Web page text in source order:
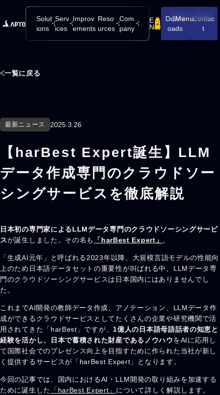
メニューを
Menu
Solut
ions
Serv
ices
Improv
ements
Reso
urces
Com
pany
E
N
Downl
oads
Contac
t
一覧に戻る
最新ニュース 2025.3.26
【harBest Expert誕生】LLM
データ作成専門のクラウドソー
シングサービスを徹底解説
日本初の専門家によるLLMデータ専門のクラウドソーシングサービ
スが誕生しました。その名も 「harBest Expert」 。
「生成AI元年」と呼ばれる2023年以降、大規模言語モデルの性能向
上のため日本語データセットの重要性が叫ばれる中、LLMデータ専
門のクラウドソーシングサービスは日本国内にはありませんでし
た。
これまでAI開発の教師データ作成、アノテーション、LLMデータ作
成ができるクラウドサービスとしてたくさんの企業や研究機関で活
用されてきた「harBest」ですが、 1億人の日本語母語話者の知恵と
経験を活かし、日本で蓄積された財産であるノウハウをAIに応用し
て国際社会でのプレゼンス向上を目指すために作られた当社が新し
く提供するサービスが「harBest Expert」となります。
今回の記事では、国内におけるAI・LLM開発の取り組みを加速する
ために誕生した
「harBest Expert」 について詳しく解説します。